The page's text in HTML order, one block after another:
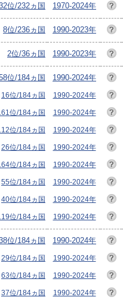
位/232ヵ国 1970-2024年
8位/236ヵ国 1990-2023年
2位/36ヵ国 1990-2023年
位/184ヵ国 1990-2024年
16位/184ヵ国 1990-2024年
位/184ヵ国 1990-2024年
位/184ヵ国 1990-2024年
26位/184ヵ国 1990-2024年
位/184ヵ国 1990-2024年
55位/184ヵ国 1990-2024年
40位/184ヵ国 1990-2024年
位/184ヵ国 1990-2024年
位/184ヵ国 1990-2024年
29位/184ヵ国 1990-2024年
63位/184ヵ国 1990-2024年
37位/184ヵ国 1990-2024年